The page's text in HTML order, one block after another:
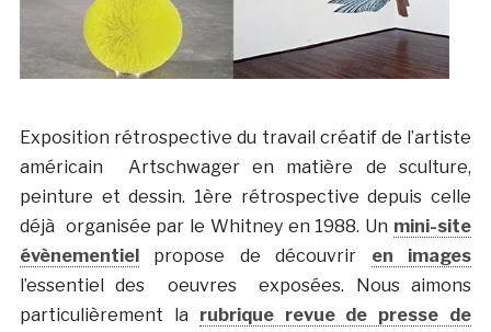
Exposition rétrospective du travail créatif de l’artiste
américain Artschwager en matière de sculture,
peinture et dessin. 1ère rétrospective depuis celle
déjà organisée par le Whitney en 1988. Un mini-site
évènementielpropose de découvrir en images
l’essentiel des oeuvres exposées. Nous aimons
particulièrement la rubrique revue de presse de